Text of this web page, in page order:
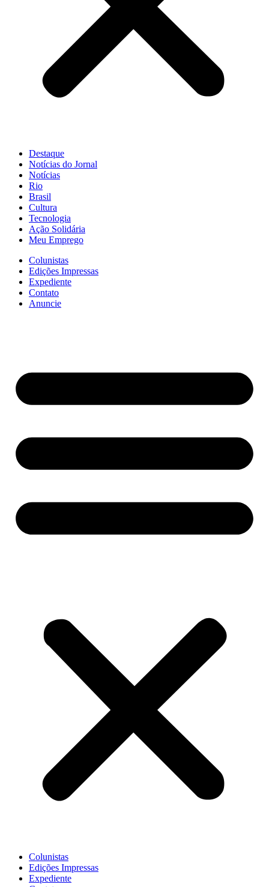
Destaque
Notícias do Jornal
Notícias
Rio
Brasil
Cultura
Tecnologia
Ação Solidária
Meu Emprego
Colunistas
Edições Impressas
Expediente
Contato
Anuncie
Colunistas
Edições Impressas
Expediente